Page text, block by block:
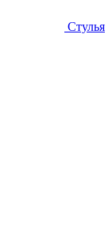
Стулья